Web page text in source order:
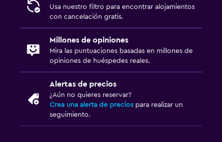
Usa nuestro filtro para encontrar alojamientos
con cancelación gratis.
Millones de opiniones
Mira las puntuaciones basadas en millones de
opiniones de huéspedes reales.
Alertas de precios
¿Aún no quieres reservar?
Crea una alerta de precios para realizar un
seguimiento.